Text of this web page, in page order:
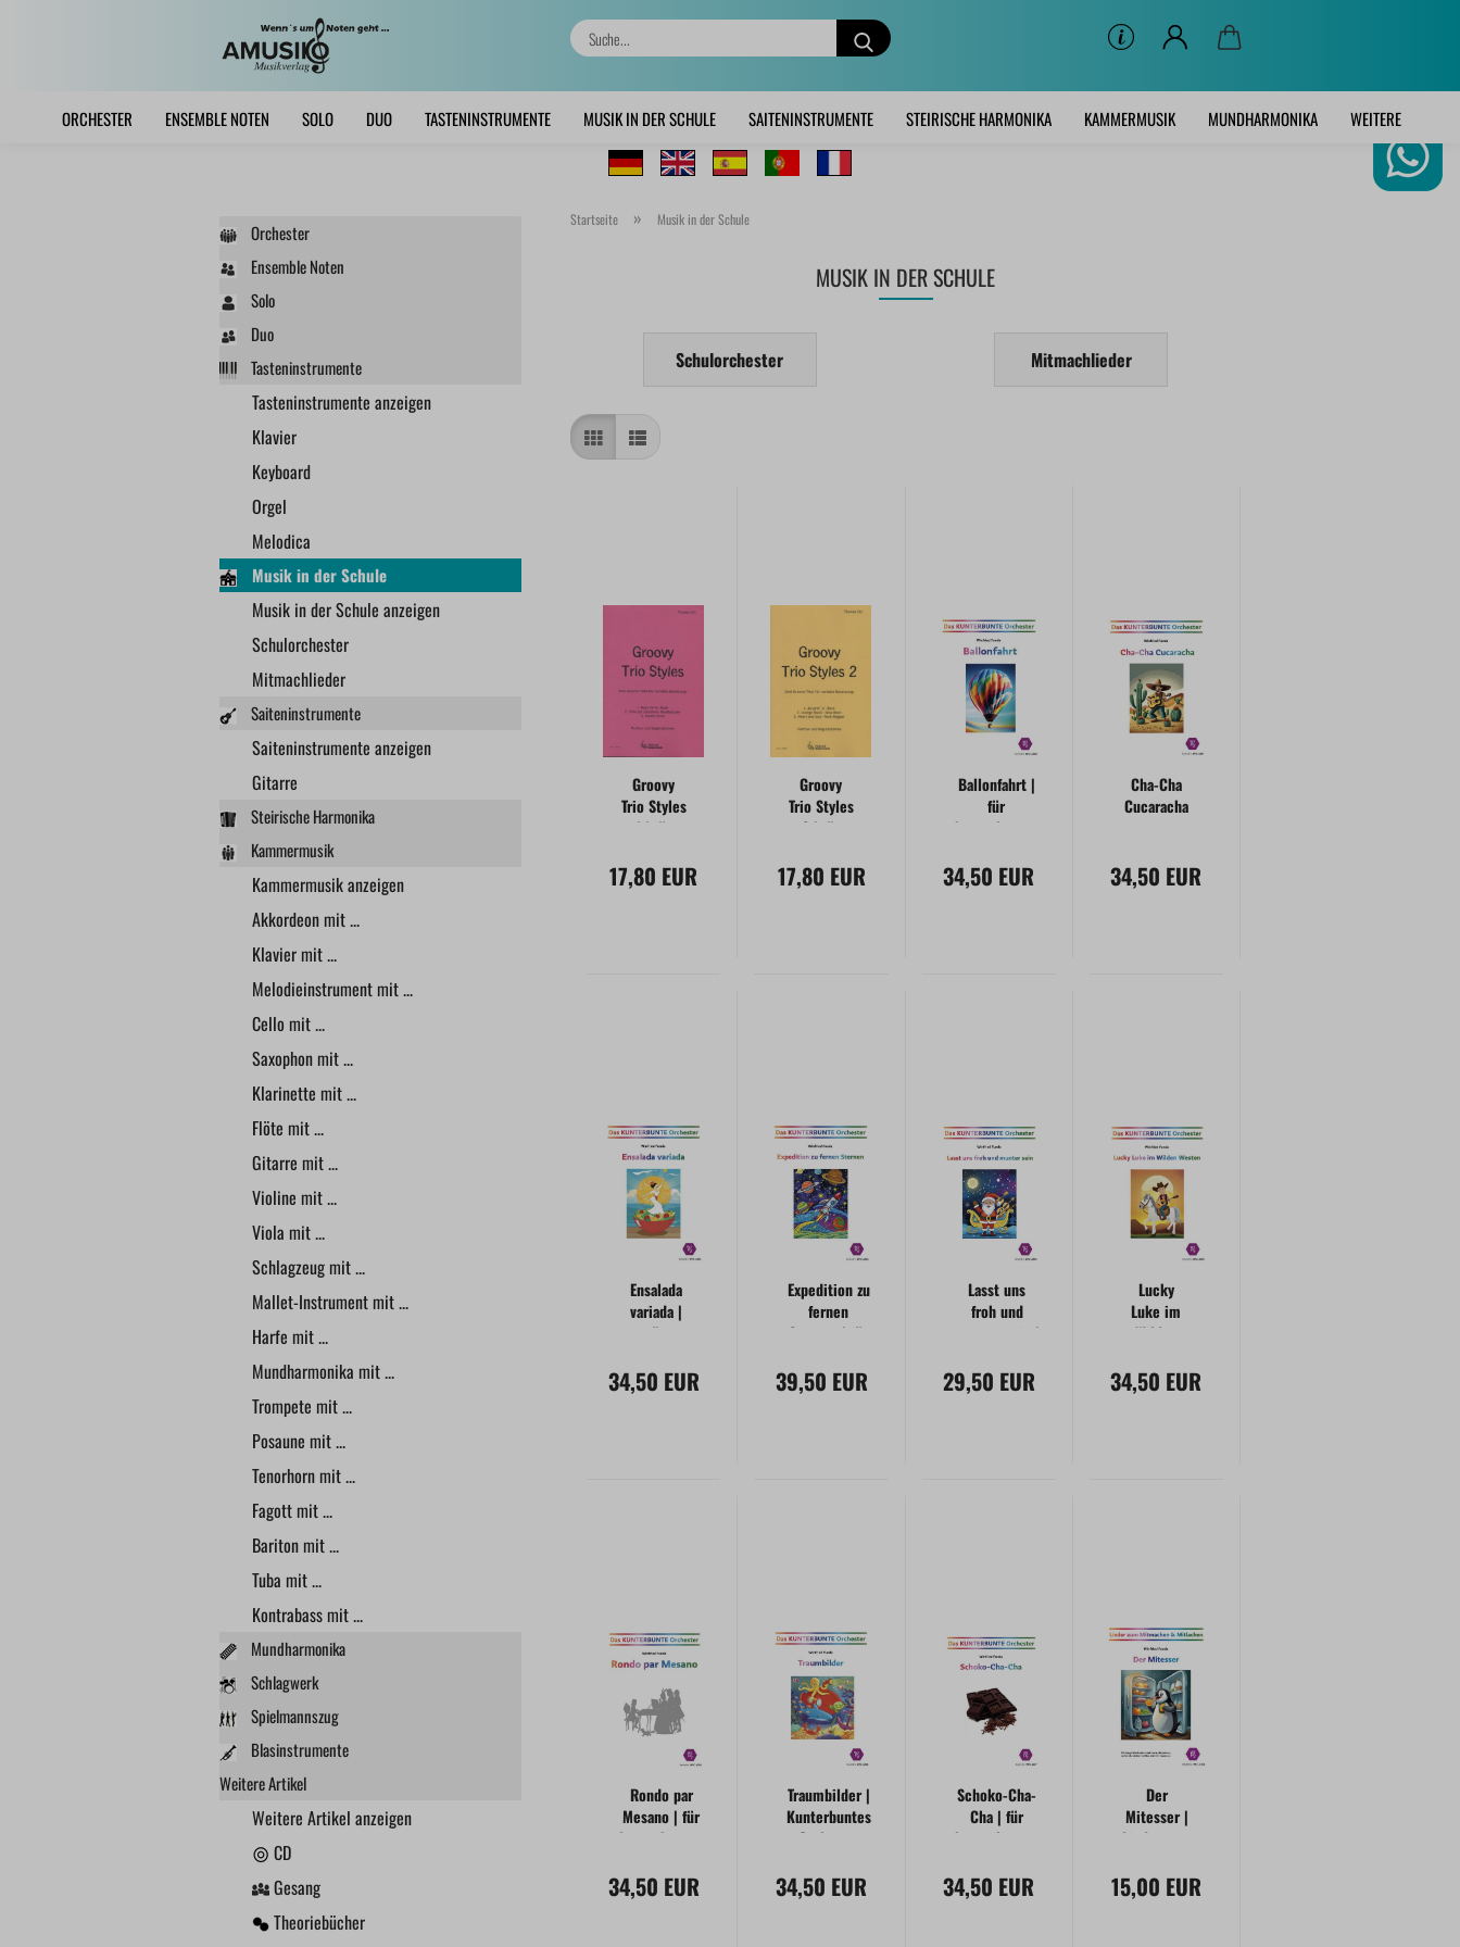
Suche...
ORCHESTER ENSEMBLE NOTEN SOLO DUO TASTENINSTRUMENTE MUSIK IN DER SCHULE SAITENINSTRUMENTE STEIRISCHE HARMONIKA KAMMERMUSIK MUNDHARMONIKA WEITERE
Startseite » Musik in der Schule
MUSIK IN DER SCHULE
Schulorchester Mitmachlieder
Groovy
Trio Styles
1 | für
Besetzung
17,80 EUR
Groovy
Trio Styles
2 | für
Besetzung
17,80 EUR
Ballonfahrt |
für
kunterbuntes
34,50 EUR
Cha-Cha
Cucaracha
34,50 EUR
Ensalada
variada |
für
gemischtes
Orchester
34,50 EUR
Expedition zu
fernen
Sternen | für
Orchester
39,50 EUR
Lasst uns
froh und
munter sein |
Orchester
29,50 EUR
Lucky
Luke im
Wilden
34,50 EUR
Rondo par
Mesano | für
kunterbuntes
34,50 EUR
Traumbilder |
Kunterbuntes
Orchester
34,50 EUR
Schoko-Cha-
Cha | für
kunterbuntes
34,50 EUR
Der
Mitesser |
Lieder zum
&
Mitlachen
15,00 EUR
Orchester
Ensemble Noten
Solo
Duo
Tasteninstrumente
Tasteninstrumente anzeigen
Klavier
Keyboard
Orgel
Melodica
Musik in der Schule
Musik in der Schule anzeigen
Schulorchester
Mitmachlieder
Saiteninstrumente
Saiteninstrumente anzeigen
Gitarre
Steirische Harmonika
Kammermusik
Kammermusik anzeigen
Akkordeon mit ...
Klavier mit ...
Melodieinstrument mit ...
Cello mit ...
Saxophon mit ...
Klarinette mit ...
Flöte mit ...
Gitarre mit ...
Violine mit ...
Viola mit ...
Schlagzeug mit ...
Mallet-Instrument mit ...
Harfe mit ...
Mundharmonika mit ...
Trompete mit ...
Posaune mit ...
Tenorhorn mit ...
Fagott mit ...
Bariton mit ...
Tuba mit ...
Kontrabass mit ...
Mundharmonika
Schlagwerk
Spielmannszug
Blasinstrumente
Weitere Artikel
Weitere Artikel anzeigen
CD
Gesang
Theoriebücher